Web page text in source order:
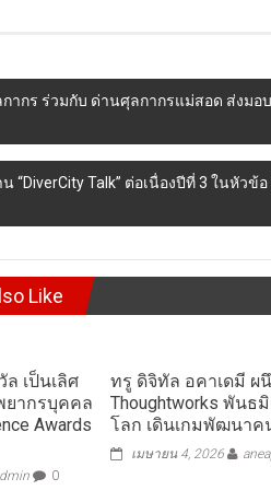
กร ร่วมกับ ด่านศุลกากรแม่สอด ส่งมอ
“DiverCity Talk” ต่อเนื่องปีที่ 3 ในหั
Like
ล เป็นเลิศ
ยากรบุคคล
Awards
0
ทรู ดิจิทัล อคาเดมี ผ
Thoughtworks พันธ
โลก เดินเกมพัฒนาค
เมษายน 4, 2026